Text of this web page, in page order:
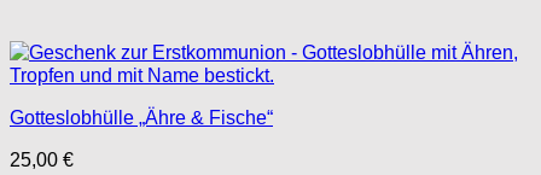
Gotteslobhülle „Ähre & Fische“
25,00 €